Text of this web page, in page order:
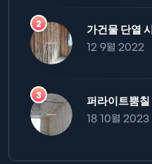
가건물 단열
12 9월 2022
퍼라이트뿜
18 10월 2023